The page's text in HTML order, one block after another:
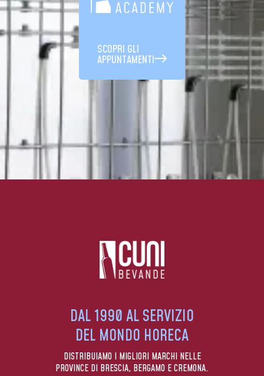
SCOPRI GLI
APPUNTAMENTI
DAL 1990 AL SERVIZIO
DEL MONDO HORECA
DISTRIBUIAMO I MIGLIORI MARCHI NELLE
PROVINCE DI BRESCIA, BERGAMO E CREMONA.